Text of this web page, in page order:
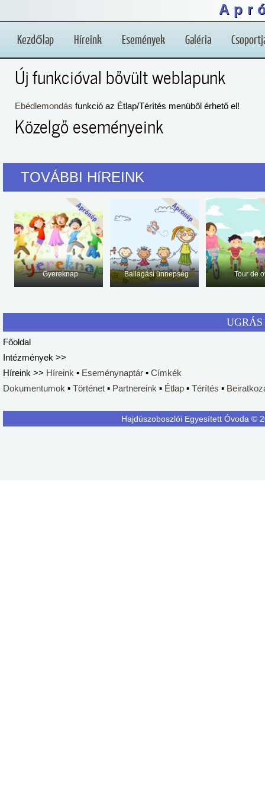
Kezdőlap Híreink Események Galéria
Új funkcióval bővült weblapunk
Ebédlemondás funkció az Étlap/Térítés menüből érhető el!
Közelgő eseményeink
TOVÁBBI HíREINK
Gyereknap Ballagási ünnepség Tour de
Főoldal
Intézmények >>
Híreink >> Híreink ▪ Eseménynaptár ▪ Címkék
Dokumentumok ▪ Történet ▪ Partnereink ▪ Étlap ▪ Térítés ▪
Hajdúszoboszlói Egyesített Óvoda ©